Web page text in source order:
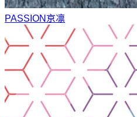
PASSION 京凛